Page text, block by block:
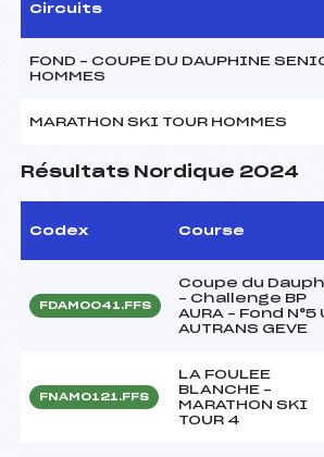
Circuits
FOND – COUPE DU DAUPHINE
HOMMES
MARATHON SKI TOUR HOMMES
Résultats Nordique 2024
Codex Course
FDAM0041.FFS
Coupe du
– Challenge BP
AURA – Fond N°5
AUTRANS GEVE
FNAM0121.FFS
LA FOULEE
BLANCHE –
MARATHON SKI
TOUR 4